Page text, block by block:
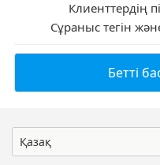
Клиенттердің
Сұраныс тегін
Бетті
Қазақ